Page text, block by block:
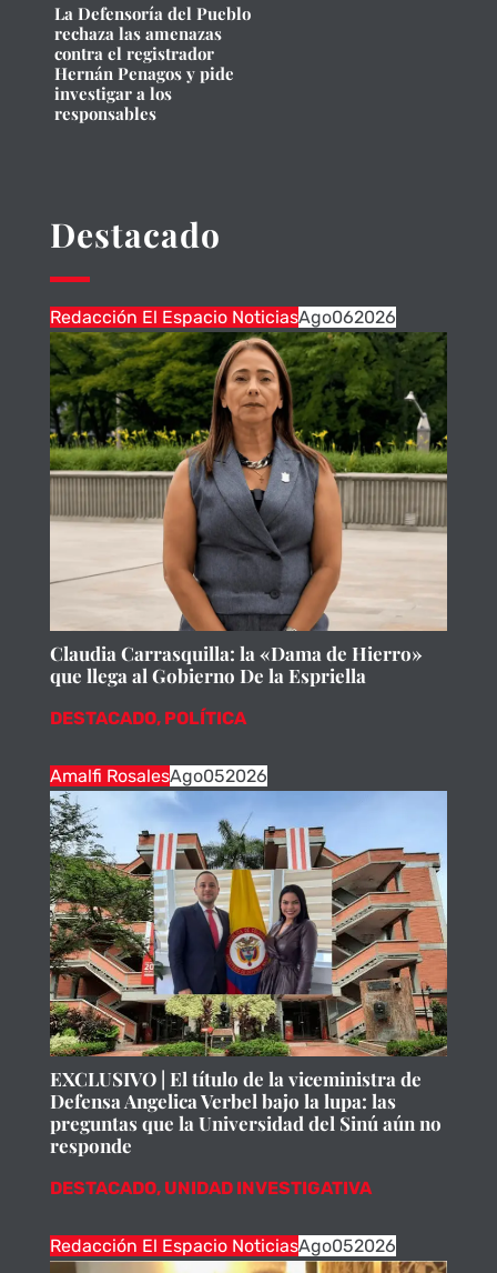
La Defensoría del Pueblo
rechaza las amenazas
contra el registrador
Hernán Penagos y pide
investigar a los
responsables
Destacado
Redacción El Espacio NoticiasAgo062026
Claudia Carrasquilla: la «Dama de Hierro»
que llega al Gobierno De la Espriella
DESTACADO, POLÍTICA
Amalfi RosalesAgo052026
EXCLUSIVO | El título de la viceministra de
Defensa Angelica Verbel bajo la lupa: las
preguntas que la Universidad del Sinú aún no
responde
DESTACADO, UNIDAD INVESTIGATIVA
Redacción El Espacio NoticiasAgo052026